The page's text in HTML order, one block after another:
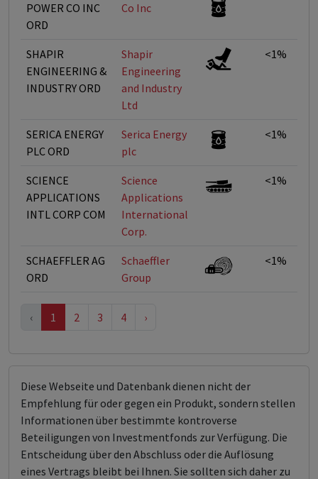
POWER CO INC
ORD
Co Inc
SHAPIR
ENGINEERING &
INDUSTRY ORD
Shapir
Engineering
and Industry
Ltd
<1%
SERICA ENERGY
PLC ORD
Serica Energy
plc
<1%
SCIENCE
APPLICATIONS
INTL CORP COM
Science
Applications
International
Corp.
<1%
SCHAEFFLER AG
ORD
Schaeffler
Group
<1%
‹ 1 2 3 4 ›
Diese Webseite und Datenbank dienen nicht der
Empfehlung für oder gegen ein Produkt, sondern stellen
Informationen über bestimmte kontroverse
Beteiligungen von Investmentfonds zur Verfügung. Die
Entscheidung über den Abschluss oder die Auflösung
eines Vertrags bleibt bei Ihnen. Sie sollten sich daher zu